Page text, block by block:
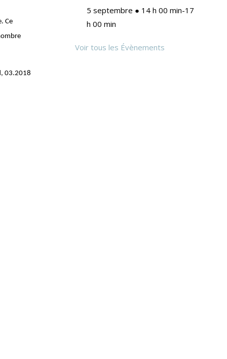
Ce
03.2018
5 septembre ● 14 h 00 min-17
h 00 min
Voir tous les Évènements